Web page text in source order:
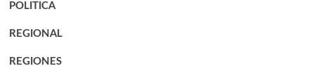
POLITICA
REGIONAL
REGIONES